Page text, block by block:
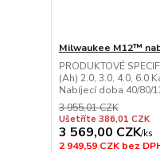
Milwaukee M12™
PRODUKTOVÉ
(Ah) 2.0, 3.0, 4.0, 6.0
Nabíjecí doba 40/80/
3 955,01 CZK
Ušetříte 386,01 CZK
3 569,00 CZK/ks
2 949,59 CZKbez